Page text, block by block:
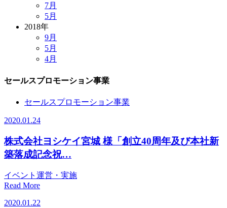
7月
5月
2018年
9月
5月
4月
セールスプロモーション事業
セールスプロモーション事業
2020.01.24
株式会社ヨシケイ宮城 様「創立40周年及び本社新
築落成記念祝…
イベント運営・実施
Read More
2020.01.22